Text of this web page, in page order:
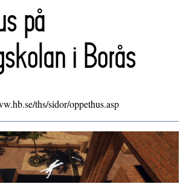
på
i Borås
ths/sidor/oppethus.asp